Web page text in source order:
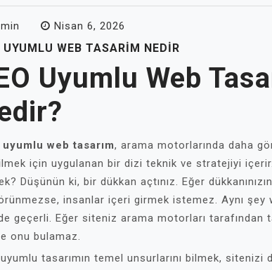
Nisan 6, 2026
UYUMLU WEB TASARIM NEDIR
Uyumlu Web
uyumlu web tasarım, arama motorlarında daha
için uygulanan bir dizi teknik ve stratejiyi
Düşünün ki, bir dükkan açtınız. Eğer
insanlar içeri girmek istemez. Aynı şey
geçerli. Eğer siteniz arama motorları tarafından
onu bulamaz.
uyumlu tasarımın temel unsurlarını bilmek, sitenizi